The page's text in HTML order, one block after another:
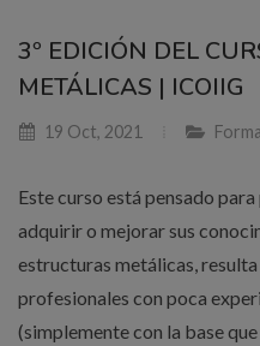
3º EDICIÓN DEL
METÁLICAS | ICOIIG
19 Oct, 2021
Este curso está pensado
adquirir o mejorar sus
estructuras metálicas,
profesionales con poca
(simplemente con la base